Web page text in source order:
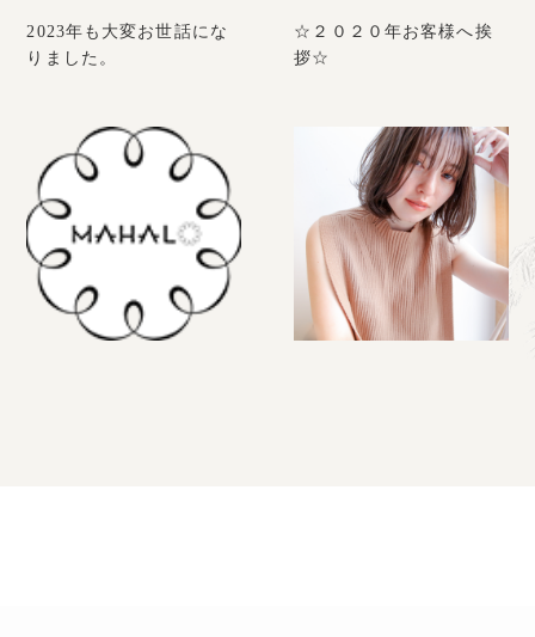
2023年も大変お世話にな
りました。
☆２０２０年お客様へ挨
拶☆